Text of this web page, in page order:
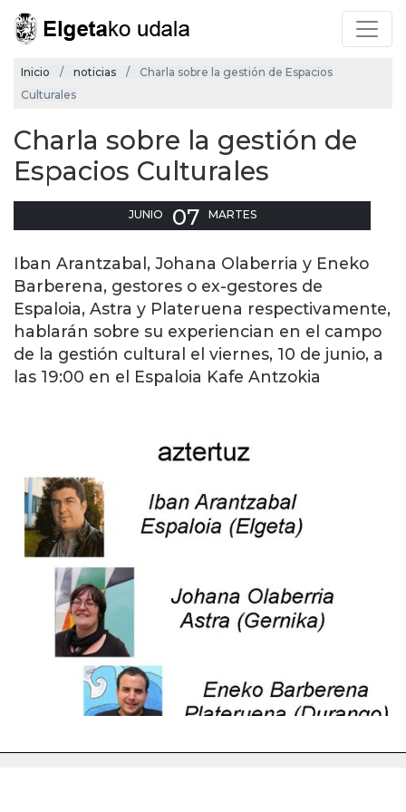
Inicio noticias
Charla sobre la gestión de Espacios
Culturales
Charla sobre la gestión de
Espacios Culturales
JUNIO 07 MARTES
Iban Arantzabal, Johana Olaberria y Eneko
Barberena, gestores o ex-gestores de
Espaloia, Astra y Plateruena respectivamente,
hablarán sobre su experiencian en el campo
de la gestión cultural el viernes, 10 de junio, a
las 19:00 en el Espaloia Kafe Antzokia